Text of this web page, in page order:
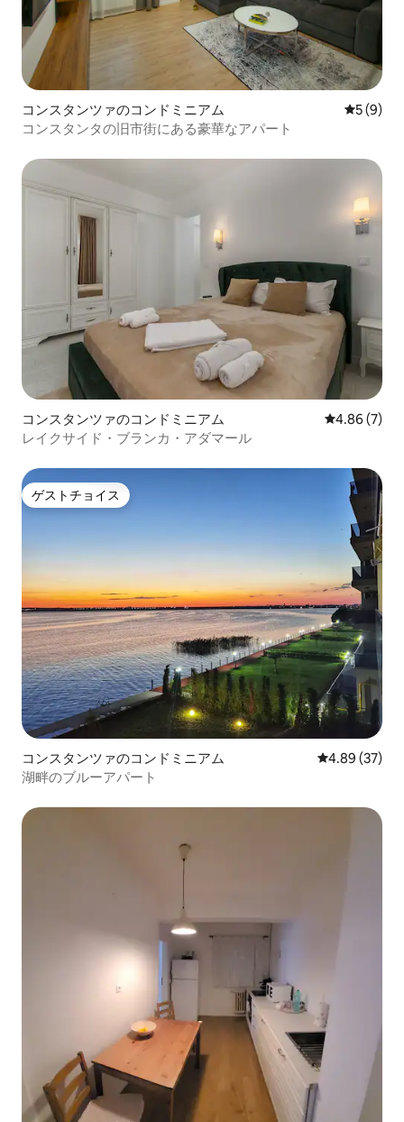
コンスタンツァのコンドミニアム レビュー
5 (9)
コンスタンタの旧市街にある豪華なアパート
コンスタンツァのコンドミニアム レビュー7
4.86 (7)
レイクサイド・ブランカ・アダマール
ゲストチョイス
ゲストチョイス
コンスタンツァのコンドミニアム レビュー37
4.89 (37)
湖畔のブルーアパート